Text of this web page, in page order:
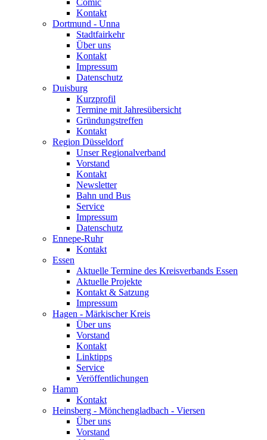
Comic
Kontakt
Dortmund - Unna
Stadtfairkehr
Über uns
Kontakt
Impressum
Datenschutz
Duisburg
Kurzprofil
Termine mit Jahresübersicht
Gründungstreffen
Kontakt
Region Düsseldorf
Unser Regionalverband
Vorstand
Kontakt
Newsletter
Bahn und Bus
Service
Impressum
Datenschutz
Ennepe-Ruhr
Kontakt
Essen
Aktuelle Termine des Kreisverbands Essen
Aktuelle Projekte
Kontakt & Satzung
Impressum
Hagen - Märkischer Kreis
Über uns
Vorstand
Kontakt
Linktipps
Service
Veröffentlichungen
Hamm
Kontakt
Heinsberg - Mönchengladbach - Viersen
Über uns
Vorstand